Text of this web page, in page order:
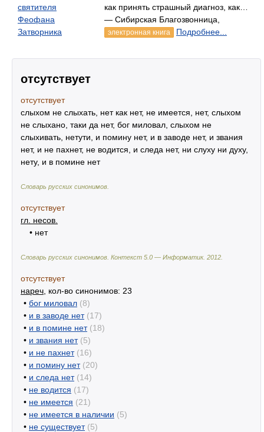
святителя
Феофана
Затворника
как принять страшный диагноз, как…
— Сибирская Благозвонница,
электронная книга Подробнее...
отсутствует
отсутствует
слыхом не слыхать, нет как нет, не имеется, нет, слыхом
не слыхано, таки да нет, бог миловал, слыхом не
слыхивать, нетути, и помину нет, и в заводе нет, и звания
нет, и не пахнет, не водится, и следа нет, ни слуху ни духу,
нету, и в помине нет
Словарь русских синонимов
отсутствует
гл. несов.
• нет
Словарь русских синонимов. Контекст 5.0 — Информатик. 2012
отсутствует
нареч , кол-во синонимов: 23
• бог миловал (8)
• и в заводе нет (17)
• и в помине нет (18)
• и звания нет (5)
• и не пахнет (16)
• и помину нет (20)
• и следа нет (14)
• не водится (17)
• не имеется (21)
• не имеется в наличии (5)
• не существует (5)